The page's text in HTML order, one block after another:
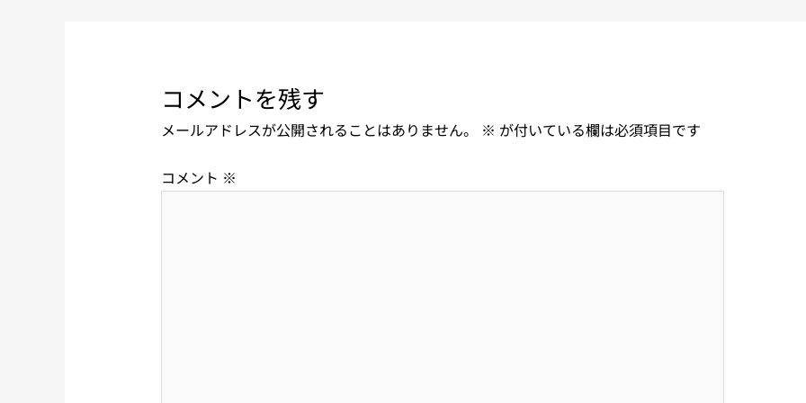
コメントを残す
メールアドレスが公開されることはありません。 ※ が付いている欄は必須項目です
コメント ※